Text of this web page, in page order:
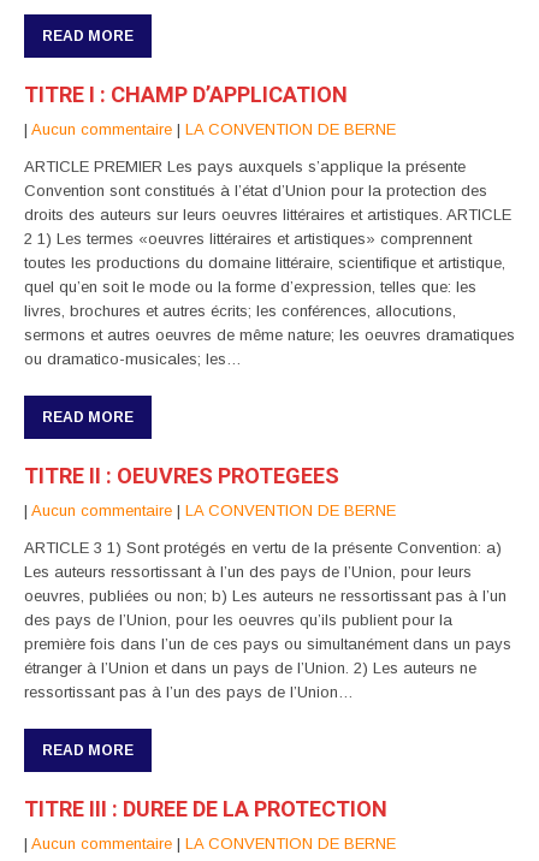
READ MORE
TITRE I : CHAMP D’APPLICATION
| Aucun commentaire | LA CONVENTION DE BERNE
ARTICLE PREMIER Les pays auxquels s’applique la présente
Convention sont constitués à l’état d’Union pour la protection des
droits des auteurs sur leurs oeuvres littéraires et artistiques. ARTICLE
2 1) Les termes «oeuvres littéraires et artistiques» comprennent
toutes les productions du domaine littéraire, scientifique et artistique,
quel qu’en soit le mode ou la forme d’expression, telles que: les
livres, brochures et autres écrits; les conférences, allocutions,
sermons et autres oeuvres de même nature; les oeuvres dramatiques
ou dramatico-musicales; les…
READ MORE
TITRE II : OEUVRES PROTEGEES
| Aucun commentaire | LA CONVENTION DE BERNE
ARTICLE 3 1) Sont protégés en vertu de la présente Convention: a)
Les auteurs ressortissant à l’un des pays de l’Union, pour leurs
oeuvres, publiées ou non; b) Les auteurs ne ressortissant pas à l’un
des pays de l’Union, pour les oeuvres qu’ils publient pour la
première fois dans l’un de ces pays ou simultanément dans un pays
étranger à l’Union et dans un pays de l’Union. 2) Les auteurs ne
ressortissant pas à l’un des pays de l’Union…
READ MORE
TITRE III : DUREE DE LA PROTECTION
| Aucun commentaire | LA CONVENTION DE BERNE